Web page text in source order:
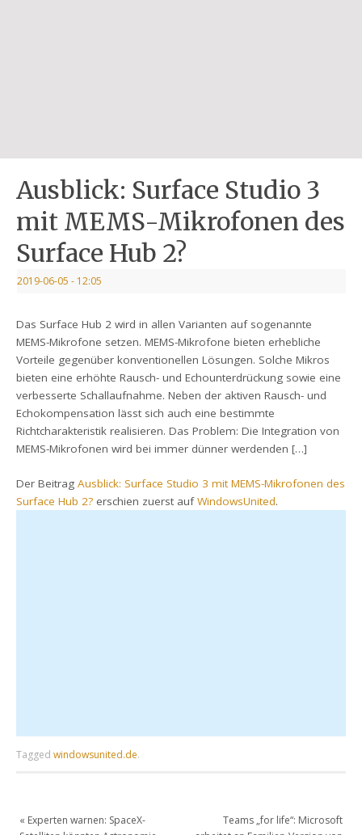
Ausblick: Surface Studio 3
mit MEMS-Mikrofonen des
Surface Hub 2?
2019-06-05 - 12:05
Das Surface Hub 2 wird in allen Varianten auf sogenannte
MEMS-Mikrofone setzen. MEMS-Mikrofone bieten erhebliche
Vorteile gegenüber konventionellen Lösungen. Solche Mikros
bieten eine erhöhte Rausch- und Echounterdrückung sowie eine
verbesserte Schallaufnahme. Neben der aktiven Rausch- und
Echokompensation lässt sich auch eine bestimmte
Richtcharakteristik realisieren. Das Problem: Die Integration von
MEMS-Mikrofonen wird bei immer dünner werdenden […]
Der BeitragAusblick: Surface Studio 3 mit MEMS-Mikrofonen des
Surface Hub 2? erschien zuerst aufWindowsUnited.
Taggedwindowsunited.de.
« Experten warnen: SpaceX-
Teams „for life“: Microsoft